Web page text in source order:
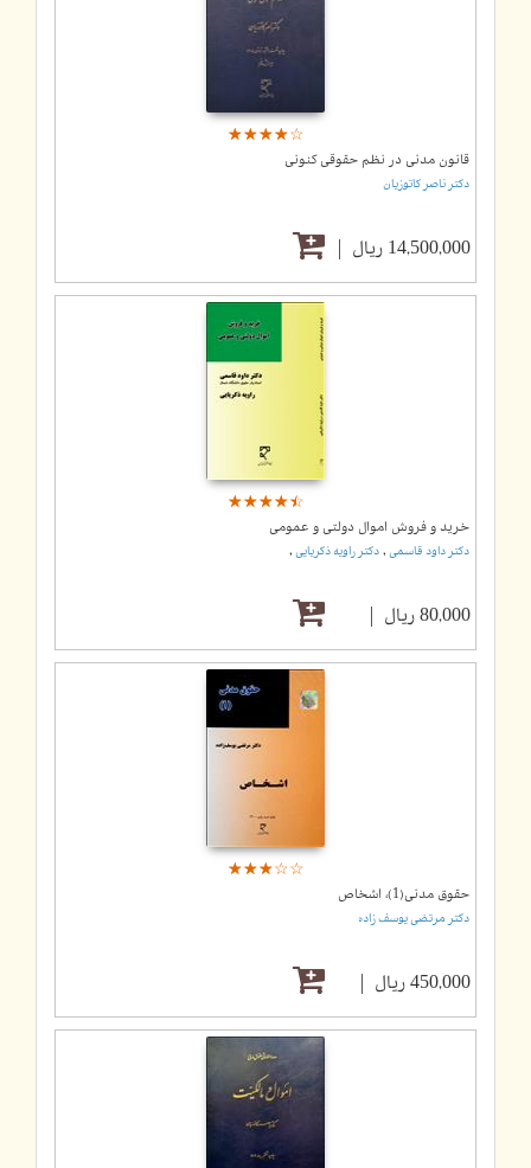
☆☆☆☆☆
★★★★★
قانون مدنی در نظم حقوقی کنونی
دکتر ناصر کاتوزیان
14,500,000 ریال
☆☆☆☆☆
★★★★★
خرید و فروش اموال دولتی و عمومی
دکتر داود قاسمی , دکتر راویه ذکریایی ,
80,000 ریال
☆☆☆☆☆
★★★★★
حقوق مدنی(1)، اشخاص
دکتر مرتضی یوسف زاده
450,000 ریال